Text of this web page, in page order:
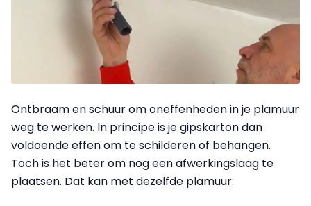
Ontbraam en schuur om oneffenheden in je plamuur
weg te werken. In principe is je gipskarton dan
voldoende effen om te schilderen of behangen.
Toch is het beter om nog een afwerkingslaag te
plaatsen. Dat kan met dezelfde plamuur: